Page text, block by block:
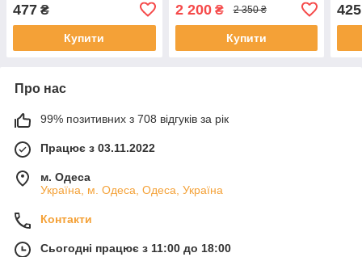
477 ₴
Купити
2 200₴ 2 350 ₴
Купити
425
Про нас
99% позитивних з 708 відгуків за рік
Працює з 03.11.2022
м. Одеса
Україна, м. Одеса, Одеса, Україна
Контакти
Сьогодні працює з 11:00 до 18:00